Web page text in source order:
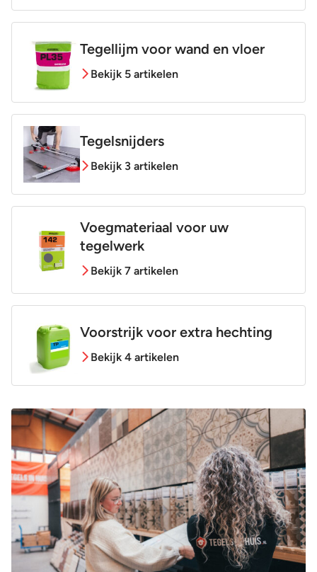
Tegellijm voor wand en vloer
Bekijk 5 artikelen
Tegelsnijders
Bekijk 3 artikelen
Voegmateriaal voor uw
tegelwerk
Bekijk 7 artikelen
Voorstrijk voor extra hechting
Bekijk 4 artikelen